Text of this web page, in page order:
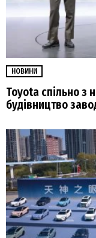
НОВИНИ
Toyota спільно з
будівництво